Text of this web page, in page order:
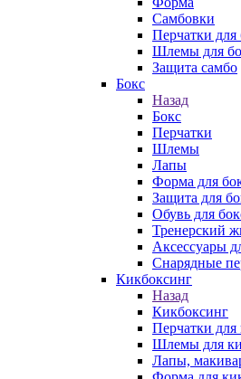
Самбовки
Перчатки для
Шлемы для
Защита самбо
Бокс
Назад
Бокс
Перчатки
Шлемы
Лапы
Форма для
Защита для
Обувь для
Тренерский
Аксессуары
Снарядные
Кикбоксинг
Назад
Кикбоксинг
Перчатки для
Шлемы для
Лапы,